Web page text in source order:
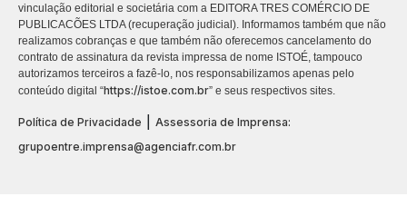
vinculação editorial e societária com a EDITORA TRES COMÉRCIO DE
PUBLICACÕES LTDA (recuperação judicial). Informamos também que não
realizamos cobranças e que também não oferecemos cancelamento do
contrato de assinatura da revista impressa de nome ISTOÉ, tampouco
autorizamos terceiros a fazê-lo, nos responsabilizamos apenas pelo
conteúdo digital “https://istoe.com.br” e seus respectivos sites.
Política de Privacidade
Assessoria de Imprensa:
grupoentre.imprensa@agenciafr.com.br